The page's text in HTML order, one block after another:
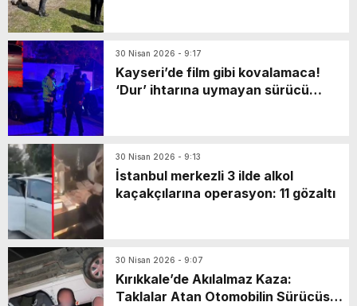
30 Nisan 2026 - 9:17
Kayseri’de film gibi kovalamaca!
‘Dur’ ihtarına uymayan sürücü
30 Nisan 2026 - 9:13
İstanbul merkezli 3 ilde alkol
kaçakçılarına operasyon: 11 gözaltı
30 Nisan 2026 - 9:07
Kırıkkale’de Akılalmaz Kaza:
Taklalar Atan Otomobilin Sürücüsü